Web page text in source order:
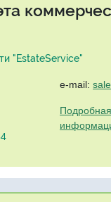
"EstateService"
e-mail: